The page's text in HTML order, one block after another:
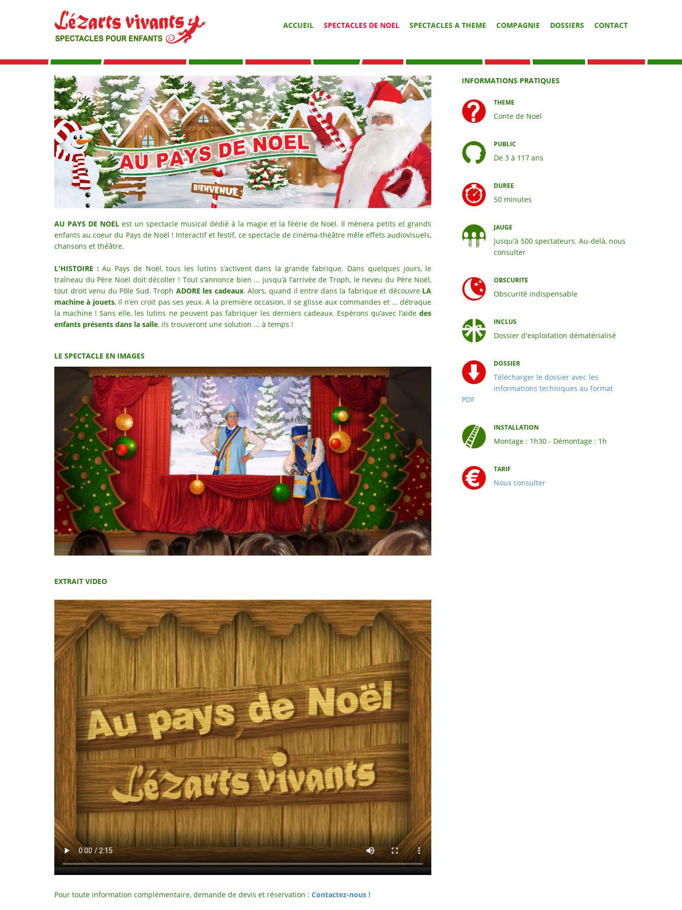
ACCUEIL SPECTACLES DE NOEL SPECTACLES A THEME COMPAGNIE DOSSIERS CONTACT
AU PAYS DE NOEL est un spectacle musical dédié à la magie et la féérie de Noël. Il mènera petits et grands
enfants au coeur du Pays de Noël ! Interactif et festif, ce spectacle de cinéma-théâtre mêle effets audiovisuels,
chansons et théâtre.
L'HISTOIRE :Au Pays de Noël, tous les lutins s’activent dans la grande fabrique. Dans quelques jours, le
traîneau du Père Noël doit décoller ! Tout s’annonce bien ... jusqu’à l’arrivée de Troph, le neveu du Père Noël,
tout droit venu du Pôle Sud. Troph ADORE les cadeaux. Alors, quand il entre dans la fabrique et découvre LA
machine à jouets, il n’en croit pas ses yeux. A la première occasion, il se glisse aux commandes et ... détraque
la machine ! Sans elle, les lutins ne peuvent pas fabriquer les derniers cadeaux. Espérons qu’avec l’aidedes
enfants présents dans la salle, ils trouveront une solution ... à temps !
LE SPECTACLE EN IMAGES
EXTRAIT VIDEO
Pour toute information complémentaire, demande de devis et réservation : Contactez-nous !
INFORMATIONS PRATIQUES
THEME
Conte de Noël
PUBLIC
De 3 à 117 ans
DUREE
50 minutes
JAUGE
Jusqu'à 500 spectateurs. Au-delà, nous
consulter
OBSCURITE
Obscurité indispensable
INCLUS
Dossier d'exploitation dématérialisé
DOSSIER
Télécharger le dossier avec les
informations techniques au format
PDF
INSTALLATION
Montage : 1h30 - Démontage : 1h
TARIF
Nous consulter